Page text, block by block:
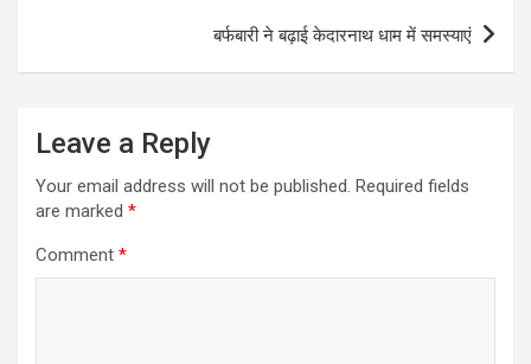
बर्फबारी ने बढ़ाई केदारनाथ धाम में समस्याएं
Leave a Reply
Your email address will not be published. Required fields
are marked *
Comment *